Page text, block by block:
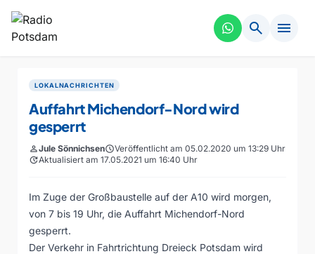
search menu
LOKALNACHRICHTEN
Auffahrt Michendorf-Nord wird
gesperrt
personJule SönnichsenscheduleVeröffentlicht am 05.02.2020 um 13:29 Uhr
updateAktualisiert am 17.05.2021 um 16:40 Uhr
Im Zuge der Großbaustelle auf der A10 wird morgen,
von 7 bis 19 Uhr, die Auffahrt Michendorf-Nord
gesperrt.
Der Verkehr in Fahrtrichtung Dreieck Potsdam wird